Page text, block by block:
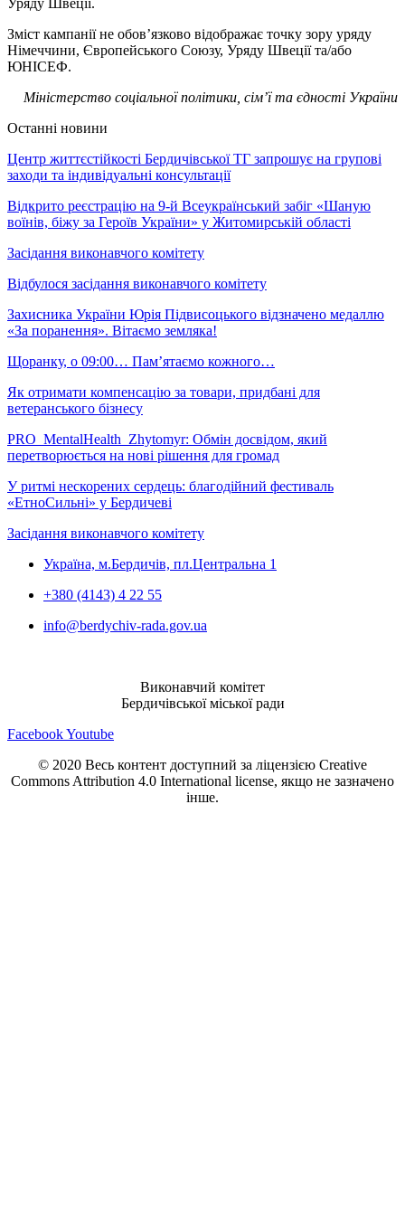
Уряду Швеції.
Зміст кампанії не обов’язково відображає точку зору уряду
Німеччини, Європейського Союзу, Уряду Швеції та/або
ЮНІСЕФ.
Міністерство соціальної політики, сім’ї та єдності України
Останні новини
Центр життєстійкості Бердичівської ТГ запрошує на групові
заходи та індивідуальні консультації
Відкрито реєстрацію на 9-й Всеукраїнський забіг «Шаную
воїнів, біжу за Героїв України» у Житомирській області
Засідання виконавчого комітету
Відбулося засідання виконавчого комітету
Захисника України Юрія Підвисоцького відзначено медаллю
«За поранення». Вітаємо земляка!
Щоранку, о 09:00… Пам’ятаємо кожного…
Як отримати компенсацію за товари, придбані для
ветеранського бізнесу
PRO_MentalHealth_Zhytomyr: Обмін досвідом, який
перетворюється на нові рішення для громад
У ритмі нескорених сердець: благодійний фестиваль
«ЕтноСильні» у Бердичеві
Засідання виконавчого комітету
Україна, м.Бердичів, пл.Центральна 1
+380 (4143) 4 22 55
info@berdychiv-rada.gov.ua
Виконавчий комітет
Бердичівської міської ради
FacebookYoutube
© 2020 Весь контент доступний за ліцензією Creative
Commons Attribution 4.0 International license, якщо не зазначено
інше.